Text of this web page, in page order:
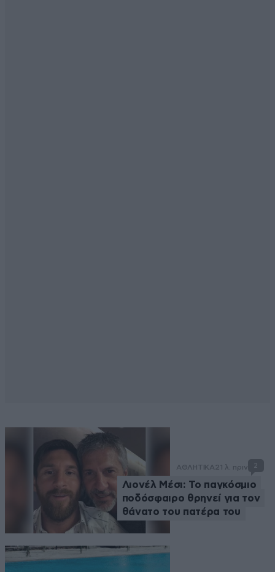
ΑΘΛΗΤΙΚΑ21 λ. πριν 2
Λιονέλ Μέσι: Το παγκόσμιο
ποδόσφαιρο θρηνεί για τον
θάνατο του πατέρα του